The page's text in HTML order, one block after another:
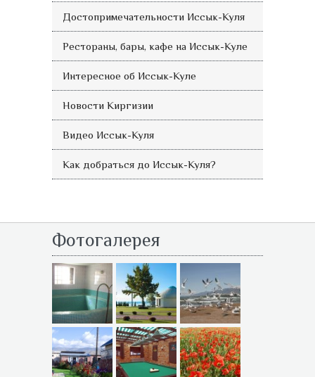
Достопримечательности Иссык-Куля
Рестораны, бары, кафе на Иссык-Куле
Интересное об Иссык-Куле
Новости Киргизии
Видео Иссык-Куля
Как добраться до Иссык-Куля?
Фотогалерея